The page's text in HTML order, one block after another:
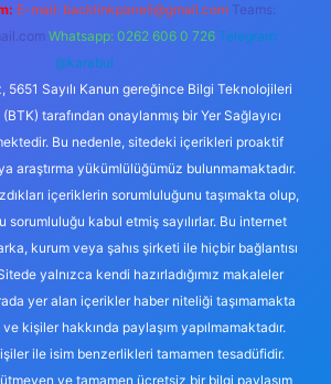
E-mail: backlinkpaneli@gmail.com Teams:
Whatsapp: 0262 606 0 726 Telegram:
@karabul
5651 Sayılı Kanun gereğince Bilgi Teknolojileri
tarafından onaylanmış bir Yer Sağlayıcı
Bu nedenle, sitedeki içerikleri proaktif
araştırma yükümlülüğümüz bulunmamaktadır.
içeriklerin sorumluluğunu taşımakta olup,
sorumluluğu kabul etmiş sayılırlar. Bu internet
kurum veya şahıs şirketi ile hiçbir bağlantısı
yalnızca kendi hazırladığımız makaleler
yer alan içerikler haber niteliği taşımamakta
kişiler hakkında paylaşım yapılmamaktadır.
ile isim benzerlikleri tamamen tesadüfidir.
ve tamamen ücretsiz bir bilgi paylaşım